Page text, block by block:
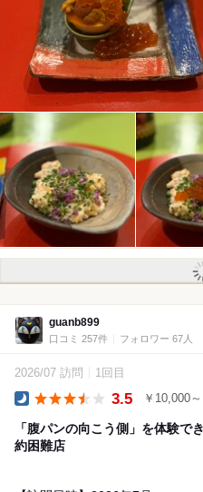
guanb899
口コミ 257件 フォロワー 67人
2026/07 訪問 1回目
3.5 ￥10,000
「腹パンの向こう側」を体験で
約困難店